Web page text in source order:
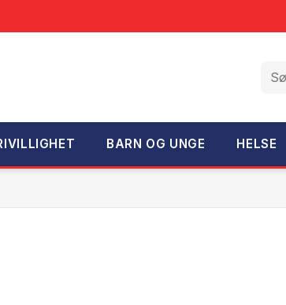
Søk
BARN OG UNGE HELSE